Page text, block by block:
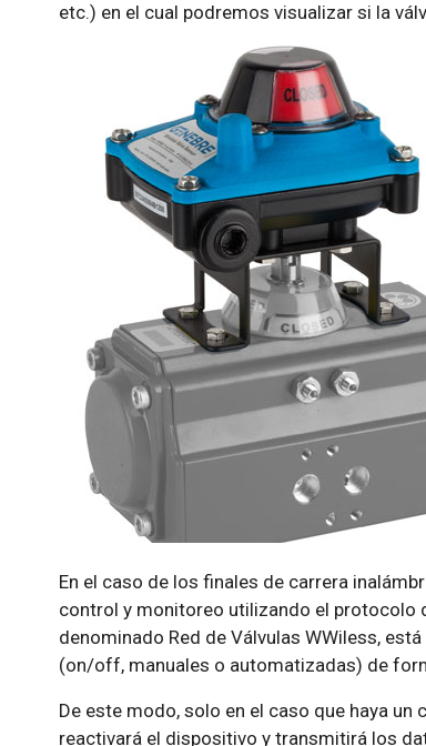
etc.) en el cual podremos visualizar si la
En el caso de los finales de carrera
control y monitoreo utilizando el protocolo
denominado Red de Válvulas WWiless,
(on/off, manuales o automatizadas) de
De este modo, solo en el caso que haya un
reactivará el dispositivo y transmitirá los